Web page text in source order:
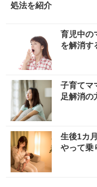
処法を紹介
育児中の
を解消す
子育てマ
足解消の
生後1カ
やって乗